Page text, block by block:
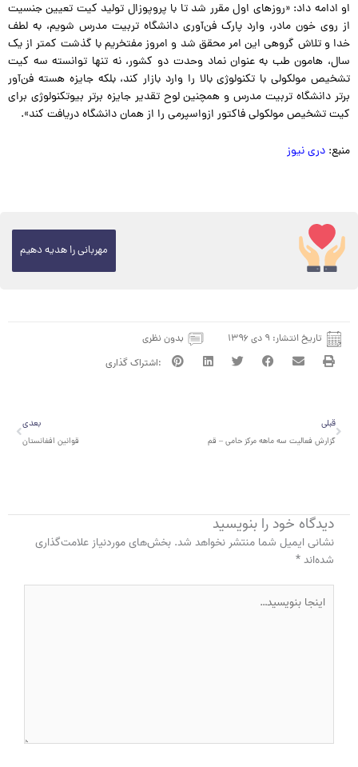
او ادامه داد: «روزهای اول مقرر شد تا با پروپوزال تولید کیت تعیین جنسیت
از روی خون مادر، وارد پارک فن‌آوری دانشگاه تربیت مدرس شویم، به لطف
خدا و تلاش گروهی این امر محقق شد و امروز مفتخریم با گذشت کمتر از یک
سال، هامون طب به عنوان نماد وحدت دو کشور، نه تنها توانسته سه کیت
تشخیص مولکولی با تکنولوژی بالا را وارد بازار کند، بلکه جایزه هسته فن‌آور
برتر دانشگاه تربیت مدرس و همچنین لوح تقدیر جایزه برتر بیوتکنولوژی برای
کیت تشخیص مولکولی فاکتور ازواسپرمی را از همان دانشگاه دریافت کند».
منبع: دری نیوز
مهربانی را هدیه دهیم
تاریخ انتشار: ۹ دی ۱۳۹۶ بدون نظری
قبلی
قبلی
گزارش فعالیت سه ماهه مرکز حامی – قم
بعدی
قوانین افغانستان
دیدگاه‌ خود را بنویسید
نشانی ایمیل شما منتشر نخواهد شد. بخش‌های موردنیاز علامت‌گذاری
شده‌اند*
بنویسید…